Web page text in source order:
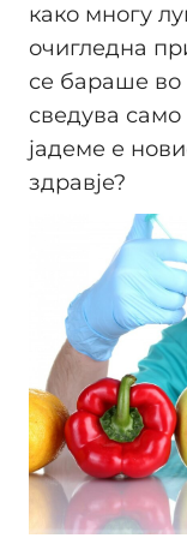
како многу
очигледна
се бараше во
сведува само
јадеме е
здравје?